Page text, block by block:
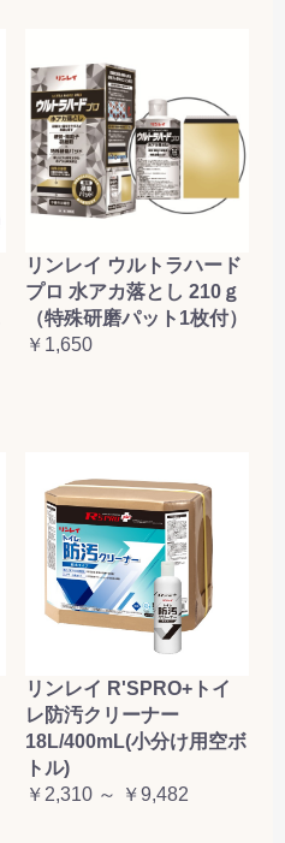
リンレイ ウルトラハード
プロ 水アカ落とし 210ｇ
（特殊研磨パット1枚付）
￥1,650
リンレイ R'SPRO+トイ
レ防汚クリーナー
18L/400mL(小分け用空ボ
トル)
￥2,310 ～ ￥9,482